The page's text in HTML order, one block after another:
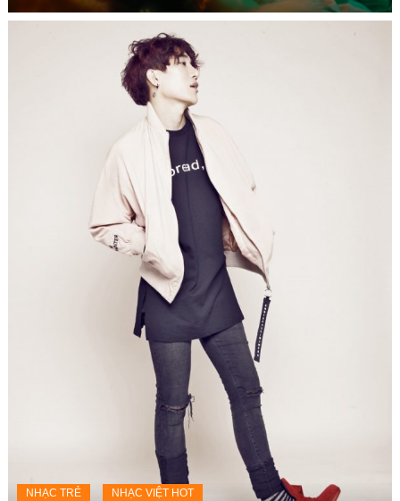
NHẠC TRẺ NHẠC VIỆT HOT